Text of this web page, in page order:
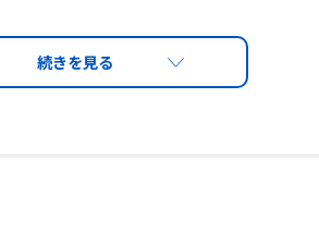
気になる方(および腹筋・背筋の